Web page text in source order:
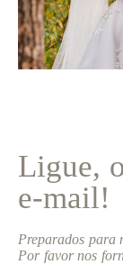
Ligue,
e-mail!
Preparados para
Por favor nos